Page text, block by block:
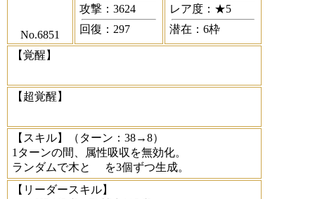
No.6851
攻撃：3624
回復：297
レア度：★5
潜在：6枠
【覚醒】
【超覚醒】
【スキル】
（ターン：38→8）
1ターンの間、属性吸収を無効化。
ランダムで木と
を3個ずつ生成。
【リーダースキル】